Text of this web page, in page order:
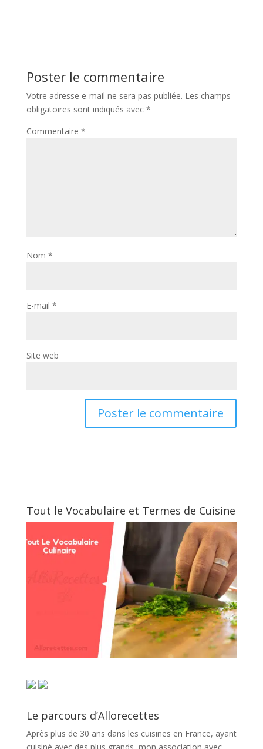
Poster le commentaire
Votre adresse e-mail ne sera pas publiée. Les champs
obligatoires sont indiqués avec *
Commentaire *
Nom *
E-mail *
Site web
Tout le Vocabulaire et Termes de Cuisine
Le parcours d’Allorecettes
Après plus de 30 ans dans les cuisines en France, ayant